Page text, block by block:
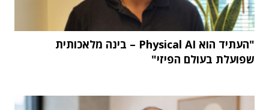
"העתיד הוא Physical AI – בינה מלאכותית
שפועלת בעולם הפיזי"